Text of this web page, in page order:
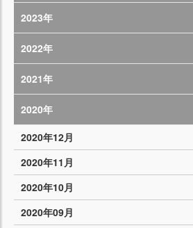
2023年
2022年
2021年
2020年
2020年12月
2020年11月
2020年10月
2020年09月